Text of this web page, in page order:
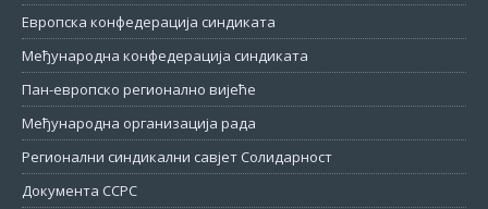
Европска конфедерација синдиката
Међународна конфедерација синдиката
Пан-европско регионално вијеће
Међународна организација рада
Регионални синдикални савјет Солидарност
Документа ССРС